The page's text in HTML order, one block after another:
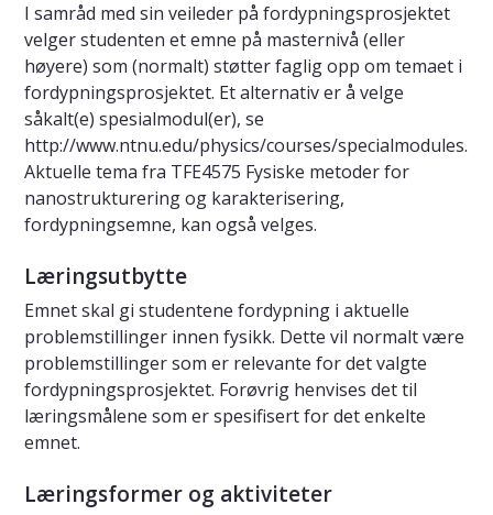
I samråd med sin veileder på fordypningsprosjektet
velger studenten et emne på masternivå (eller
høyere) som (normalt) støtter faglig opp om temaet i
fordypningsprosjektet. Et alternativ er å velge
såkalt(e) spesialmodul(er), se
http://www.ntnu.edu/physics/courses/specialmodules.
Aktuelle tema fra TFE4575 Fysiske metoder for
nanostrukturering og karakterisering,
fordypningsemne, kan også velges.
Læringsutbytte
Emnet skal gi studentene fordypning i aktuelle
problemstillinger innen fysikk. Dette vil normalt være
problemstillinger som er relevante for det valgte
fordypningsprosjektet. Forøvrig henvises det til
læringsmålene som er spesifisert for det enkelte
emnet.
Læringsformer og aktiviteter